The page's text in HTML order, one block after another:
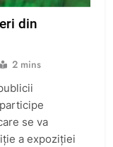
din
2 mins
se va
a expoziției